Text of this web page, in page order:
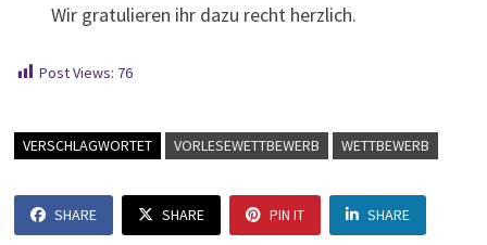
Wir gratulieren ihr dazu recht herzlich.
Post Views: 76
VERSCHLAGWORTET VORLESEWETTBEWERB WETTBEWERB
SHARE SHARE PIN IT SHARE